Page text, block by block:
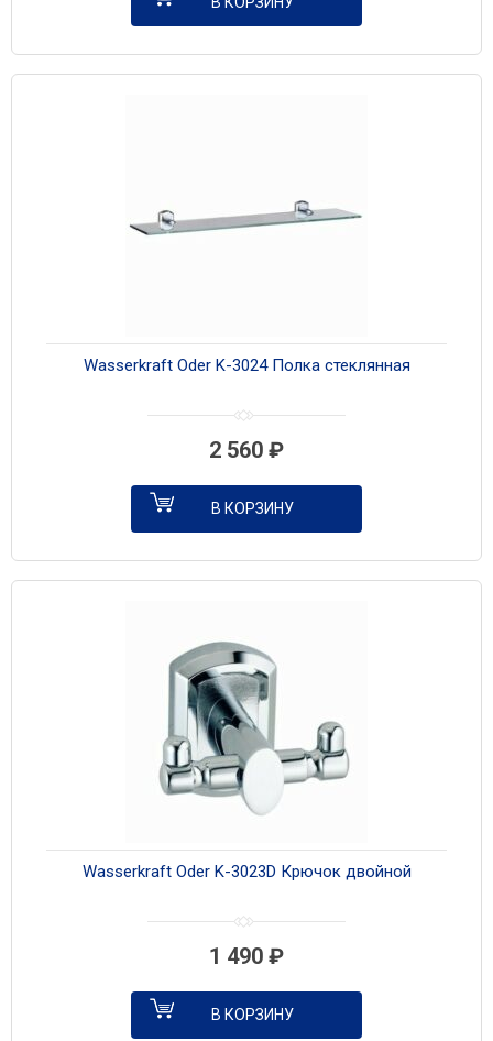
Wasserkraft Oder K-3024 Полка стеклянная
2 560 ₽
В КОРЗИНУ
Wasserkraft Oder K-3023D Крючок двойной
1 490 ₽
В КОРЗИНУ